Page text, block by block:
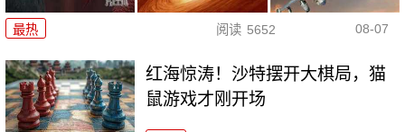
最热 阅读 5652 08-07
红海惊涛！沙特摆开大棋局，猫
鼠游戏才刚开场